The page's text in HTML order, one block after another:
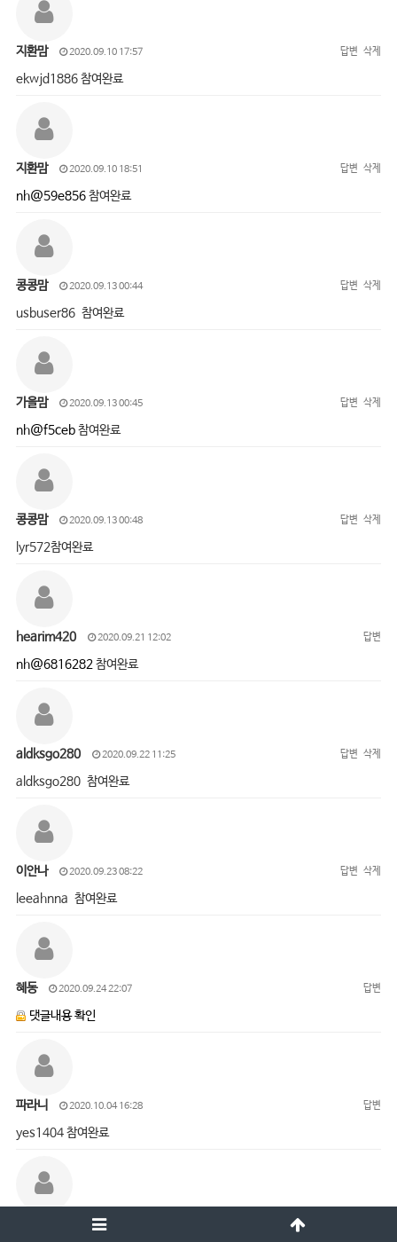
지환맘 2020.09.10 17:57 답변 삭제
ekwjd1886 참여완료
지환맘 2020.09.10 18:51 답변 삭제
nh@59e856참여완료
콩콩맘 2020.09.13 00:44 답변 삭제
usbuser86 참여완료
가을맘 2020.09.13 00:45 답변 삭제
nh@f5ceb참여완료
콩콩맘 2020.09.13 00:48 답변 삭제
lyr572참여완료
hearim420 2020.09.21 12:02 답변
nh@6816282참여완료
aldksgo280 2020.09.22 11:25 답변 삭제
aldksgo280 참여완료
이안나 2020.09.23 08:22 답변 삭제
leeahnna 참여완료
혜동 2020.09.24 22:07 답변
댓글내용 확인
파라니 2020.10.04 16:28 답변
yes1404 참여완료
2020.10.05 15:01